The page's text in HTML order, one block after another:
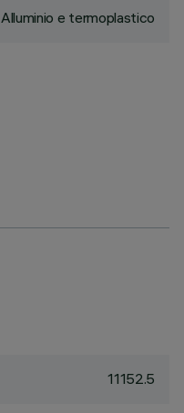
Alluminio e termoplastico
11152.5